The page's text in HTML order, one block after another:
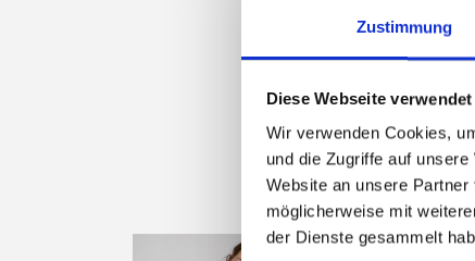
Zustimmung
Diese Webseite
Wir verwenden Cookies,
und die Zugriffe auf
Website an unsere
möglicherweise mit
der Dienste gesammelt